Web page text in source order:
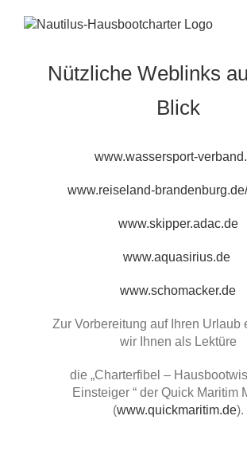
Inhalt
Nützliche Weblinks
Blick
www.wassersport-
www.reiseland-
www.skipper.adac.de
www.aquasirius.de
www.schomacker.de
Zur Vorbereitung auf Ihren Urlaub
wir Ihnen als Lektüre
die „Charterfibel –
Einsteiger “ der Quick Maritim
(www.quickmaritim.de).